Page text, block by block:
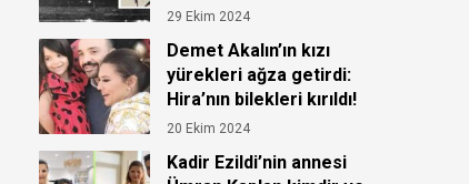
ortadan kayboldu!
29 Ekim 2024
Demet Akalın’ın kızı
yürekleri ağza getirdi:
Hira’nın bilekleri kırıldı!
20 Ekim 2024
Kadir Ezildi’nin annesi